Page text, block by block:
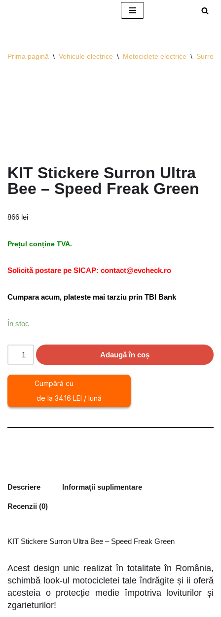
Prima pagină \ Vehicule electrice \ Motociclete electrice \ Surron
KIT Stickere Surron Ultra
Bee – Speed Freak Green
866 lei
Prețul conține TVA.
Solicită postare pe SICAP: contact@evcheck.ro
Cumpara acum, plateste mai tarziu prin TBI Bank
În stoc
Adaugă în coș
Cumpără cu
de la 34.16 LEI / lună
Descriere Informații suplimentare
Recenzii (0)
KIT Stickere Surron Ultra Bee – Speed Freak Green
Acest design unic realizat în totalitate în România,
schimbă look-ul motocicletei tale îndrăgite și ii oferă
acesteia o protecție medie împotriva loviturilor și
zgarieturilor!